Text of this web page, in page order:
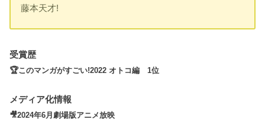
藤本天才!
受賞歴
🏆このマンガがすごい!2022 オトコ編 1位
メディア化情報
🎥2024年6月劇場版アニメ放映